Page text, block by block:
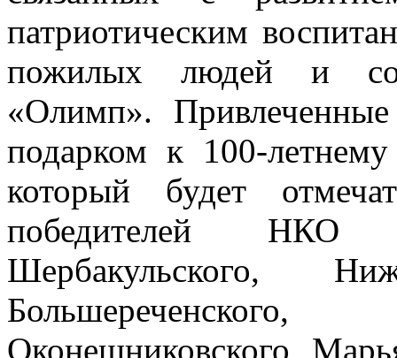
патриотическим
пожилых людей и
«Олимп».
подарком к 100-
который будет
победителей НКО
Шербакульского,
Оконешниковского,